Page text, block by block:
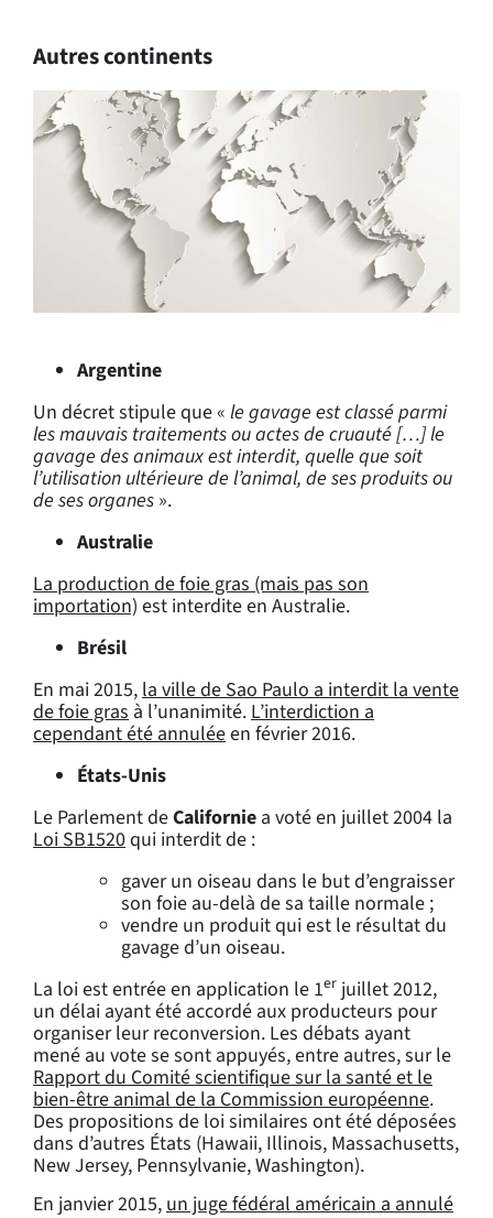
Autres continents
Argentine
Un décret stipule que « le gavage est classé parmi
les mauvais traitements ou actes de cruauté […] le
gavage des animaux est interdit, quelle que soit
l’utilisation ultérieure de l’animal, de ses produits ou
de ses organes ».
Australie
La production de foie gras (mais pas son
importation) est interdite en Australie.
Brésil
En mai 2015,la ville de Sao Paulo a interdit la vente
de foie gras à l’unanimité.L’interdiction a
cependant été annuléeen février 2016.
États-Unis
Le Parlement deCalifornie a voté en juillet 2004 la
Loi SB1520qui interdit de :
gaver un oiseau dans le but d’engraisser
son foie au-delà de sa taille normale ;
vendre un produit qui est le résultat du
gavage d’un oiseau.
La loi est entrée en application le 1er juillet 2012,
un délai ayant été accordé aux producteurs pour
organiser leur reconversion. Les débats ayant
mené au vote se sont appuyés, entre autres, sur le
Rapport du Comité scientifique sur la santé et le
bien-être animal de la Commission européenne.
Des propositions de loi similaires ont été déposées
dans d’autres États (Hawaii, Illinois, Massachusetts,
New Jersey, Pennsylvanie, Washington).
En janvier 2015, un juge fédéral américain a annulé